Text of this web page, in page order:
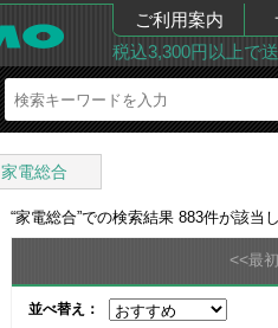
ご利用案内
税込3,300円以上で
家電総合
“家電総合”での検索結果 883件が該当
<<最初
並べ替え：